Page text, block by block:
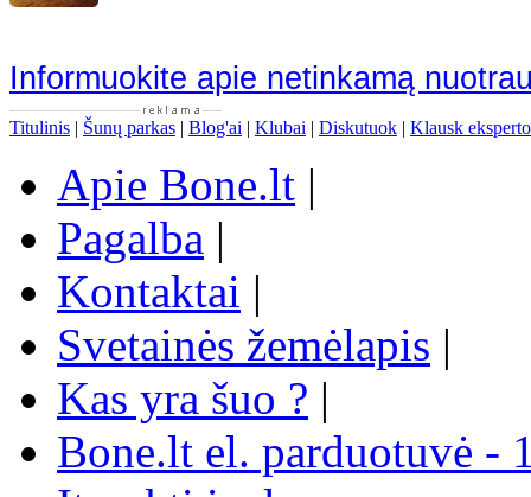
Informuokite apie netinkamą
Titulinis | Šunų parkas | Blog'ai | Klubai | Diskutuok | Klausk eksperto
Apie Bone.lt |
Pagalba |
Kontaktai |
Svetainės žemėlapis |
Kas yra šuo ? |
Bone.lt el. parduotuvė -